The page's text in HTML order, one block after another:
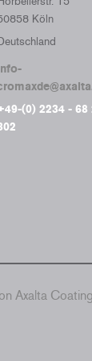
Köln
(0) 2234 - 68
Axalta